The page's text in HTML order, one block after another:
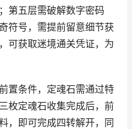
第五层需破解数字密码
符号，需提前留意细节获
可获取迷境通关凭证，为
置条件，定魂石需通过特
枚定魂石收集完成后，前
，即可完成四转解开，同